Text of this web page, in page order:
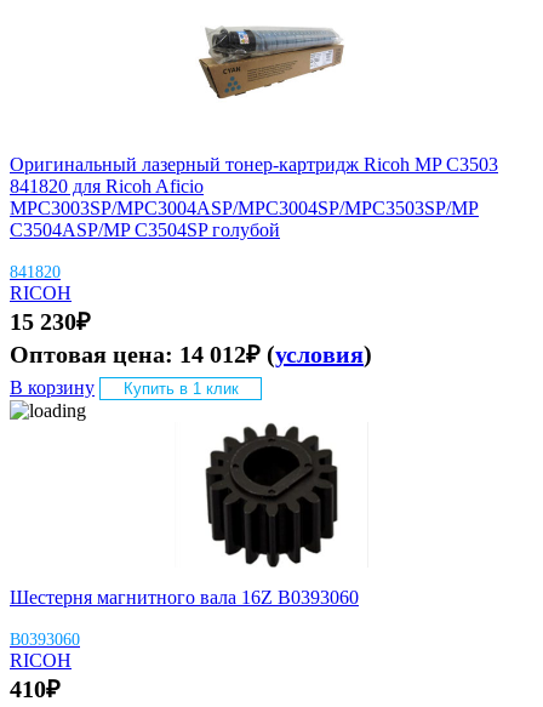
Оригинальный лазерный тонер-картридж Ricoh MP C3503
841820 для Ricoh Aficio
MPC3003SP/MPC3004ASP/MPC3004SP/MPC3503SP/MP
C3504ASP/MP C3504SP голубой
841820
RICOH
15 230₽
Оптовая цена: 14 012₽ (условия)
В корзину Купить в 1 клик
Шестерня магнитного вала 16Z B0393060
B0393060
RICOH
410₽